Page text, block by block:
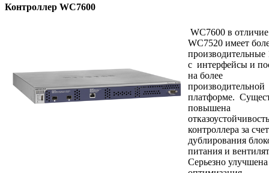
Контроллер WC7600
WC7600 в
WC7520 имеет
производительные
с интерфейсы и
на более
производительной
платформе.
повышена
отказоустойчивость
контроллера за счет
дублирования
питания и
Серьезно улучшена